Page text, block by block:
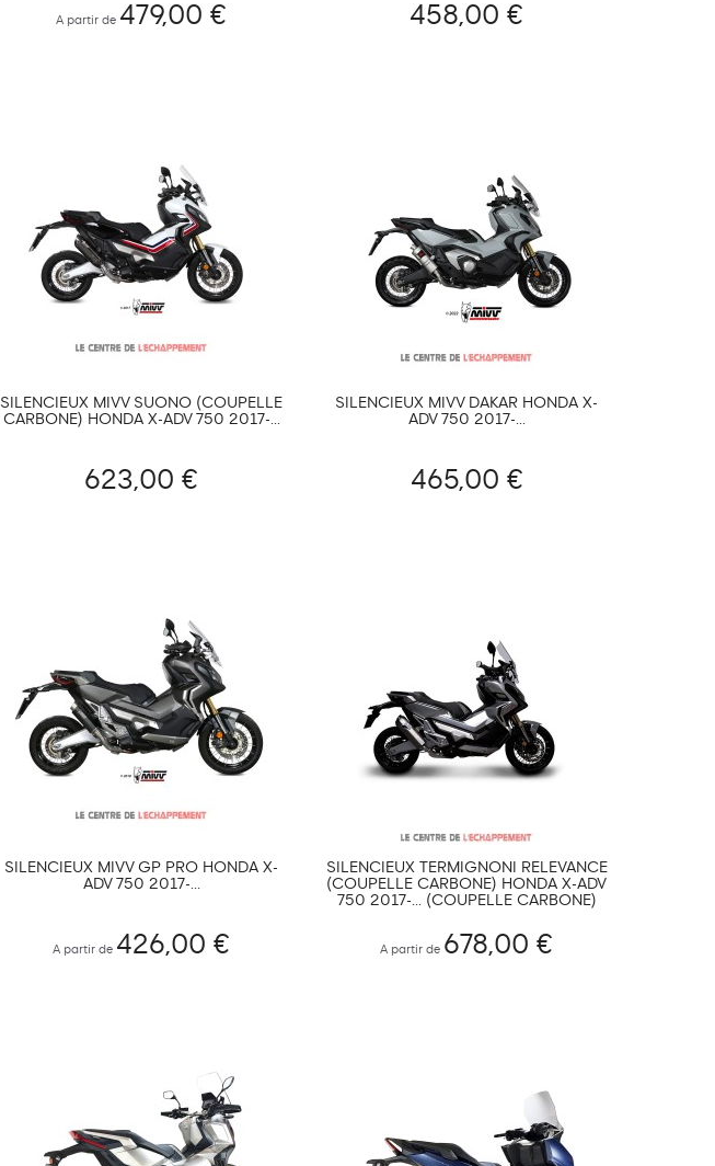
A partir de 479,00 € 458,00 €
SILENCIEUX MIVV SUONO (COUPELLE
CARBONE) HONDA X-ADV 750 2017-...
623,00 €
SILENCIEUX MIVV DAKAR HONDA X-
ADV 750 2017-...
465,00 €
SILENCIEUX MIVV GP PRO HONDA X-
ADV 750 2017-...
A partir de 426,00 €
SILENCIEUX TERMIGNONI RELEVANCE
(COUPELLE CARBONE) HONDA X-ADV
750 2017-... (COUPELLE CARBONE)
A partir de 678,00 €